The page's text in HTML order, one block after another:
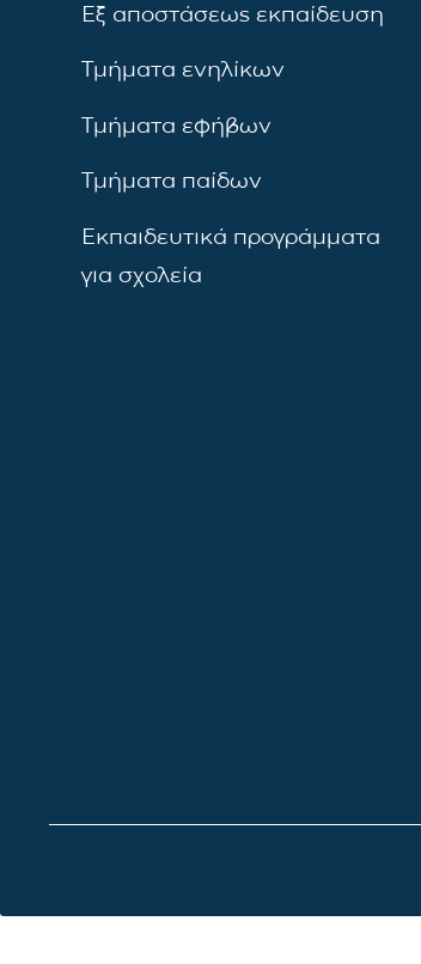
Εξ αποστάσεως εκπαίδευση
Τμήματα ενηλίκων
Τμήματα εφήβων
Τμήματα παίδων
Εκπαιδευτικά προγράμματα
για σχολεία